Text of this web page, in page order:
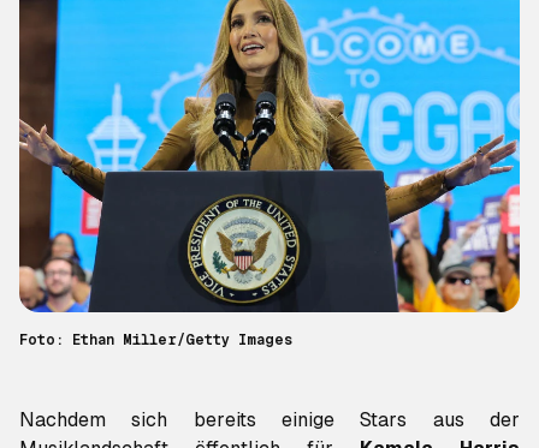
Foto: Ethan Miller/Getty Images
Nachdem sich bereits einige Stars aus der